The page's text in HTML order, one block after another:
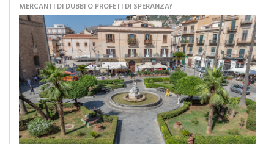
MERCANTI DI DUBBI O PROFETI DI SPERANZA?